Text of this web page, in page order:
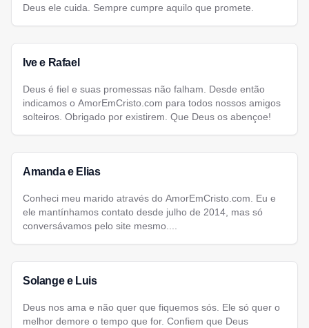
Deus ele cuida. Sempre cumpre aquilo que promete.
Ive e Rafael
Deus é fiel e suas promessas não falham. Desde então
indicamos o AmorEmCristo.com para todos nossos amigos
solteiros. Obrigado por existirem. Que Deus os abençoe!
Amanda e Elias
Conheci meu marido através do AmorEmCristo.com. Eu e
ele mantínhamos contato desde julho de 2014, mas só
conversávamos pelo site mesmo....
Solange e Luis
Deus nos ama e não quer que fiquemos sós. Ele só quer o
melhor demore o tempo que for. Confiem que Deus